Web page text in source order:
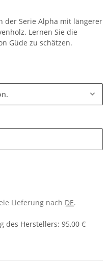
der Serie Alpha mit längerer
Lernen Sie die
Güde zu schätzen.
Lieferung nach DE.
des Herstellers: 95,00 €